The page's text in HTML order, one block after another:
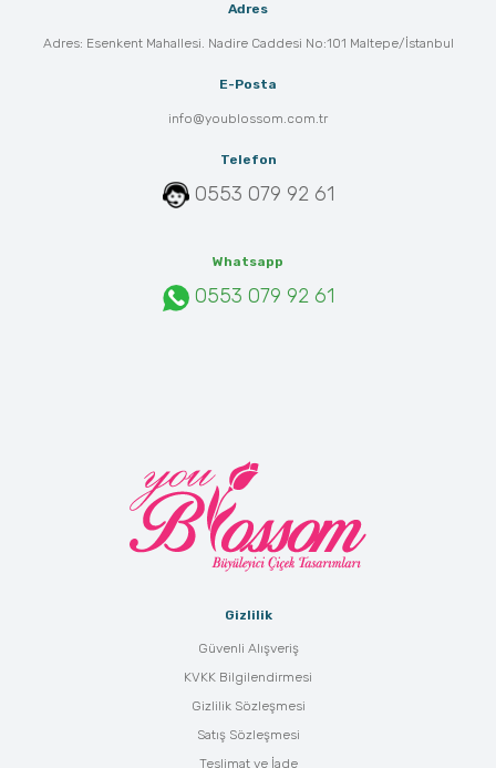
Adres
Adres: Esenkent Mahallesi. Nadire Caddesi No:101 Maltepe/İstanbul
E-Posta
info@youblossom.com.tr
Telefon
0553 079 92 61
Whatsapp
0553 079 92 61
Gizlilik
Güvenli Alışveriş
KVKK Bilgilendirmesi
Gizlilik Sözleşmesi
Satış Sözleşmesi
Teslimat ve İade